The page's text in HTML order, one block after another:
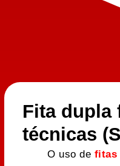
Fita dupla
técnicas
O uso de fitas